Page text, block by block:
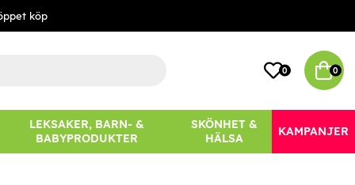
köp
0 0
LEKSAKER, BARN- &
BABYPRODUKTER
SKÖNHET &
HÄLSA
KAMPANJER